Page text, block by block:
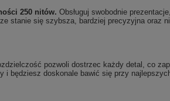
250 nitów. Obsługuj swobodnie
stanie się szybsza, bardziej precyzyjna oraz
pozwoli dostrzec każdy detal, co
będziesz doskonale bawić się przy